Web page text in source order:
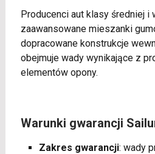
Producenci aut klasy średniej i
zaawansowane mieszanki
dopracowane konstrukcje
obejmuje wady wynikające z
elementów opony.
Warunki gwarancji
Zakres gwarancji: wady